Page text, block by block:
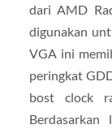
dari AMD
digunakan
VGA ini
peringkat
bost clock